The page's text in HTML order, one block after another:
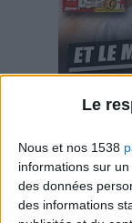
Le
Nous et nos 1538
informations sur
des données
des informations
Savane,